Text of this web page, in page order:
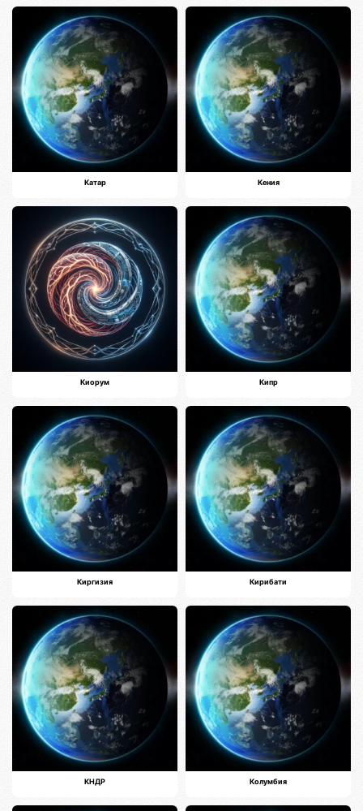
Катар Кения
Киорум Кипр
Киргизия Кирибати
КНДР Колумбия